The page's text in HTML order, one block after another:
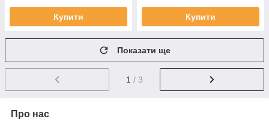
Купити Купити
Показати ще
1 / 3
Про нас